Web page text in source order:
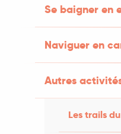
Se baigner en
Naviguer en
Autres
Les trails